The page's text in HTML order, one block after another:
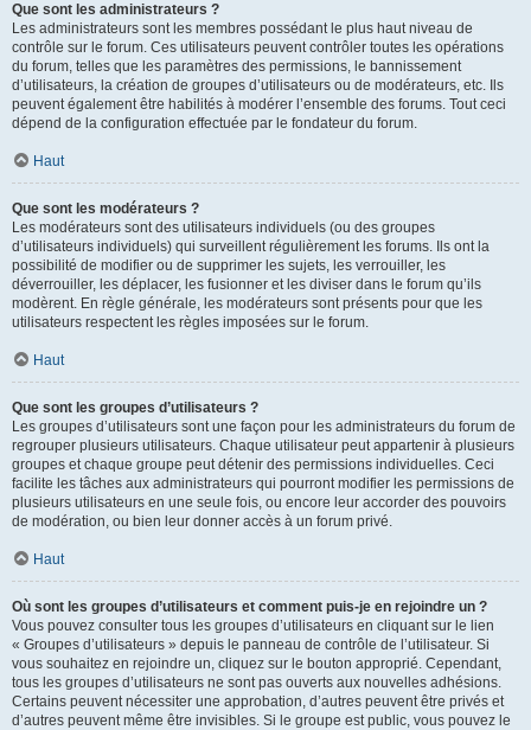
Que sont les administrateurs ?
Les administrateurs sont les membres possédant le plus haut niveau de
contrôle sur le forum. Ces utilisateurs peuvent contrôler toutes les opérations
du forum, telles que les paramètres des permissions, le bannissement
d’utilisateurs, la création de groupes d’utilisateurs ou de modérateurs, etc. Ils
peuvent également être habilités à modérer l’ensemble des forums. Tout ceci
dépend de la configuration effectuée par le fondateur du forum.
Haut
Que sont les modérateurs ?
Les modérateurs sont des utilisateurs individuels (ou des groupes
d’utilisateurs individuels) qui surveillent régulièrement les forums. Ils ont la
possibilité de modifier ou de supprimer les sujets, les verrouiller, les
déverrouiller, les déplacer, les fusionner et les diviser dans le forum qu’ils
modèrent. En règle générale, les modérateurs sont présents pour que les
utilisateurs respectent les règles imposées sur le forum.
Haut
Que sont les groupes d’utilisateurs ?
Les groupes d’utilisateurs sont une façon pour les administrateurs du forum de
regrouper plusieurs utilisateurs. Chaque utilisateur peut appartenir à plusieurs
groupes et chaque groupe peut détenir des permissions individuelles. Ceci
facilite les tâches aux administrateurs qui pourront modifier les permissions de
plusieurs utilisateurs en une seule fois, ou encore leur accorder des pouvoirs
de modération, ou bien leur donner accès à un forum privé.
Haut
Où sont les groupes d’utilisateurs et comment puis-je en rejoindre un ?
Vous pouvez consulter tous les groupes d’utilisateurs en cliquant sur le lien
« Groupes d’utilisateurs » depuis le panneau de contrôle de l’utilisateur. Si
vous souhaitez en rejoindre un, cliquez sur le bouton approprié. Cependant,
tous les groupes d’utilisateurs ne sont pas ouverts aux nouvelles adhésions.
Certains peuvent nécessiter une approbation, d’autres peuvent être privés et
d’autres peuvent même être invisibles. Si le groupe est public, vous pouvez le